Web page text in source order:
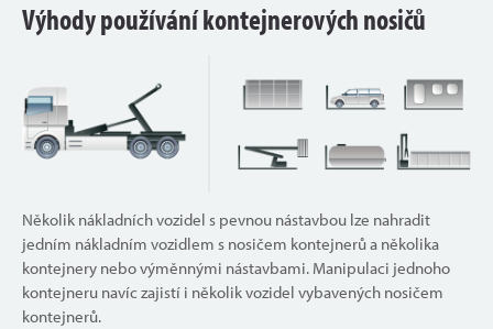
Výhody používání kontejnerových nosičů
Několik nákladních vozidel s pevnou nástavbou lze nahradit
jedním nákladním vozidlem s nosičem kontejnerů a několika
kontejnery nebo výměnnými nástavbami. Manipulaci jednoho
kontejneru navíc zajistí i několik vozidel vybavených nosičem
kontejnerů.